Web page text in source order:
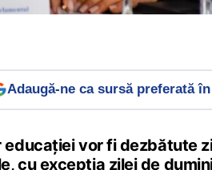
Adaugă-ne ca sursă preferată
educației vor fi dezbătute
cu excepția zilei de